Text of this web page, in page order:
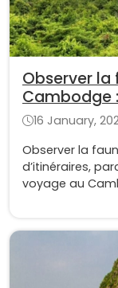
Observer la
Cambodge
unique en
16 January,
Observer la
d’itinéraires,
voyage au